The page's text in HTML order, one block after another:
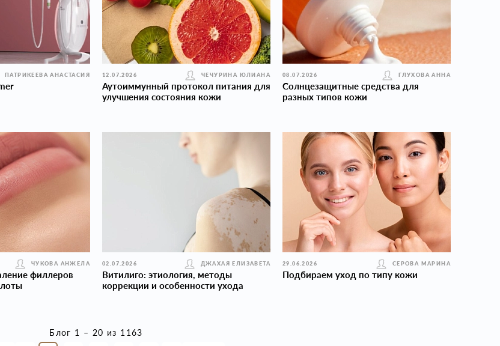
ПАТРИКЕЕВА АНАСТАСИЯ 12.07.2026 ЧЕЧУРИНА ЮЛИАНА
Аутоиммунный протокол питания для
улучшения состояния кожи
08.07.2026 ГЛУХОВА АННА
Солнцезащитные средства для
разных типов кожи
ЧУКОВА АНЖЕЛА
филлеров
02.07.2026 ДЖАХАЯ ЕЛИЗАВЕТА
Витилиго: этиология, методы
коррекции и особенности ухода
29.06.2026 СЕРОВА МАРИНА
Подбираем уход по типу кожи
Блог 1 – 20 из 1163